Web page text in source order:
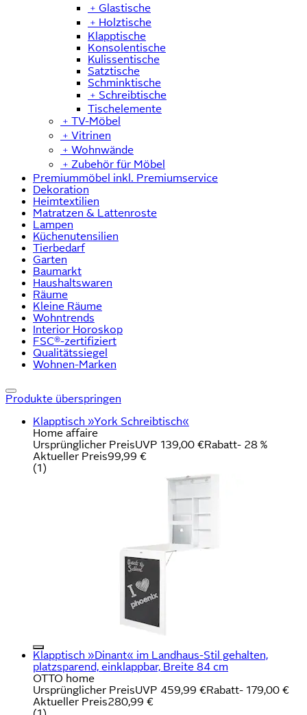
﹢ Glastische
﹢ Holztische
Klapptische
Konsolentische
Kulissentische
Satztische
Schminktische
﹢ Schreibtische
Tischelemente
﹢ TV-Möbel
﹢ Vitrinen
﹢ Wohnwände
﹢ Zubehör für Möbel
Premiummöbel inkl. Premiumservice
Dekoration
Heimtextilien
Matratzen & Lattenroste
Lampen
Küchenutensilien
Tierbedarf
Garten
Baumarkt
Haushaltswaren
Räume
Kleine Räume
Wohntrends
Interior Horoskop
FSC®-zertifiziert
Qualitätssiegel
Wohnen-Marken
Produkte überspringen
Klapptisch »York Schreibtisch«
Home affaire
Ursprünglicher PreisUVP 139,00 €Rabatt- 28 %
Aktueller Preis99,99 €
(1)
Klapptisch »Dinant« im Landhaus-Stil gehalten,
platzsparend, einklappbar, Breite 84 cm
OTTO home
Ursprünglicher PreisUVP 459,99 €Rabatt- 179,00 €
Aktueller Preis280,99 €